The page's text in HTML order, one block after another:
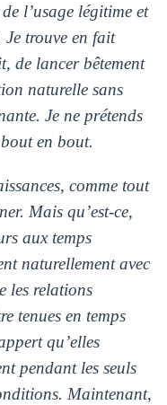
l’usage légitime et
trouve en fait
de lancer bêtement
naturelle sans
Je ne prétends
en bout.
comme tout
Mais qu’est-ce,
aux temps
naturellement avec
les relations
tenues en temps
qu’elles
pendant les seuls
Maintenant,